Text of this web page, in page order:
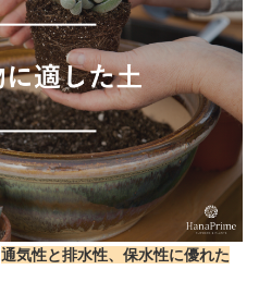
通気性と排水性、保水性に優れた